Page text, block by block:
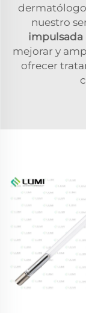
nuestro
impulsada
mejorar y
ofrecer